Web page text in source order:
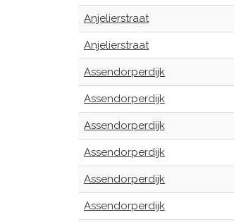
Anjelierstraat
Anjelierstraat
Assendorperdijk
Assendorperdijk
Assendorperdijk
Assendorperdijk
Assendorperdijk
Assendorperdijk